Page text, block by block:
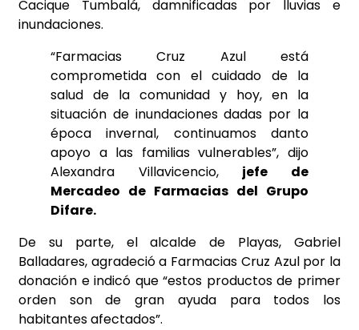
Cacique Tumbalá, damnificadas por lluvias e
inundaciones.
“Farmacias Cruz Azul está
comprometida con el cuidado de la
salud de la comunidad y hoy, en la
situación de inundaciones dadas por la
época invernal, continuamos danto
apoyo a las familias vulnerables”, dijo
Alexandra Villavicencio, jefe de
Mercadeo de Farmacias del Grupo
Difare.
De su parte, el alcalde de Playas, Gabriel
Balladares, agradeció a Farmacias Cruz Azul por la
donación e indicó que “estos productos de primer
orden son de gran ayuda para todos los
habitantes afectados”.